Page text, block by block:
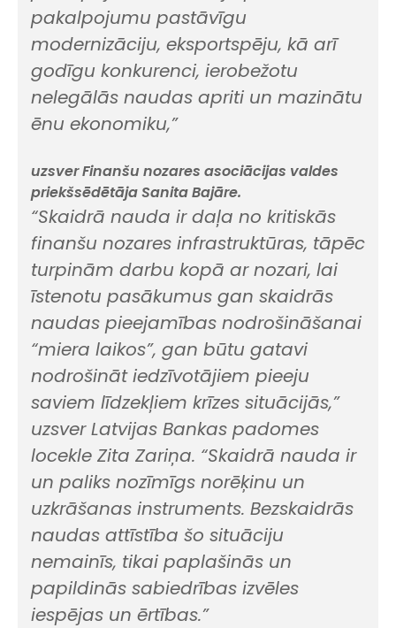
pakalpojumu pastāvīgu
modernizāciju, eksportspēju, kā arī
godīgu konkurenci, ierobežotu
nelegālās naudas apriti un mazinātu
ēnu ekonomiku,”
uzsver Finanšu nozares asociācijas valdes
priekšsēdētāja Sanita Bajāre.
“Skaidrā nauda ir daļa no kritiskās
finanšu nozares infrastruktūras, tāpēc
turpinām darbu kopā ar nozari, lai
īstenotu pasākumus gan skaidrās
naudas pieejamības nodrošināšanai
“miera laikos”, gan būtu gatavi
nodrošināt iedzīvotājiem pieeju
saviem līdzekļiem krīzes situācijās,”
uzsver Latvijas Bankas padomes
locekle Zita Zariņa. “Skaidrā nauda ir
un paliks nozīmīgs norēķinu un
uzkrāšanas instruments. Bezskaidrās
naudas attīstība šo situāciju
nemainīs, tikai paplašinās un
papildinās sabiedrības izvēles
iespējas un ērtības.”